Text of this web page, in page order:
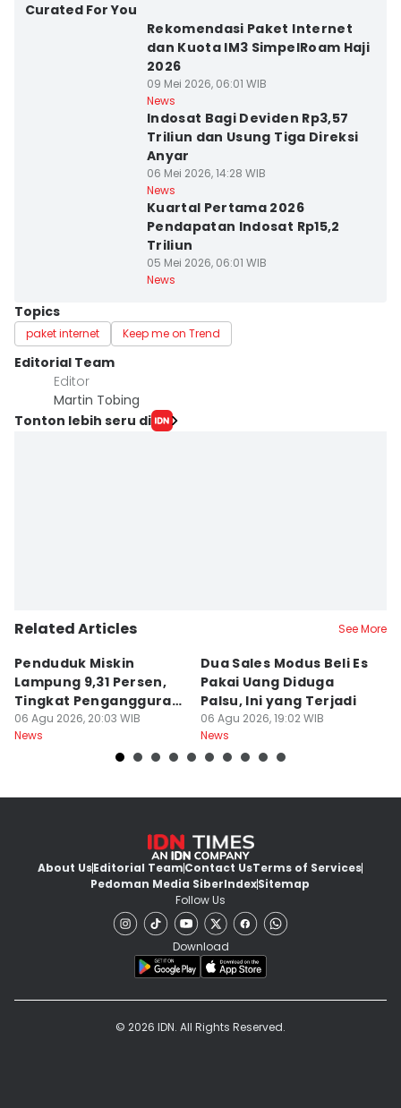
Curated For You
Rekomendasi Paket Internet
dan Kuota IM3 SimpelRoam Haji
2026
09 Mei 2026, 06:01 WIB
News
Indosat Bagi Deviden Rp3,57
Triliun dan Usung Tiga Direksi
Anyar
06 Mei 2026, 14:28 WIB
News
Kuartal Pertama 2026
Pendapatan Indosat Rp15,2
Triliun
05 Mei 2026, 06:01 WIB
News
Topics
paket internet Keep me on Trend
Editorial Team
Editor
Martin Tobing
Tonton lebih seru di
Related Articles See More
Penduduk Miskin
Lampung 9,31 Persen,
Tingkat Pengangguran
Terbuka Naik
06 Agu 2026, 20:03 WIB
News
Dua Sales Modus Beli Es
Pakai Uang Diduga
Palsu, Ini yang Terjadi
06 Agu 2026, 19:02 WIB
News
About UsEditorial TeamContact UsTerms of Services
Pedoman Media SiberIndexSitemap
Follow Us
Download
© 2026 IDN. All Rights Reserved.